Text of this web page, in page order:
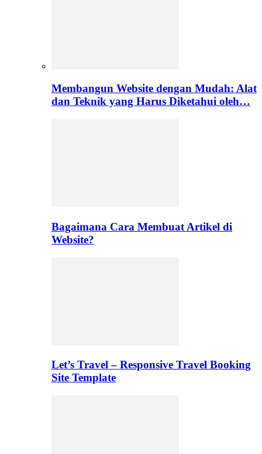
Membangun Website dengan Mudah: Alat
dan Teknik yang Harus Diketahui oleh…
Bagaimana Cara Membuat Artikel di
Website?
Let’s Travel – Responsive Travel Booking
Site Template